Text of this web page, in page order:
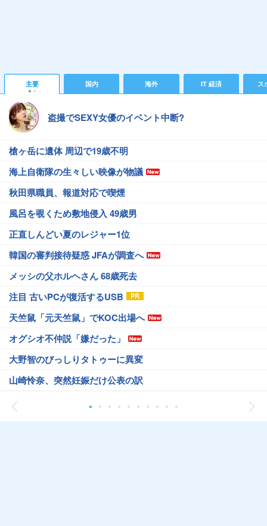
主要 国内 海外 IT 経済 ス
盗撮でSEXY女優のイベント中断?
槍ヶ岳に遺体 周辺で19歳不明
海上自衛隊の生々しい映像が物議
秋田県職員、報道対応で喫煙
風呂を覗くため敷地侵入 49歳男
正直しんどい夏のレジャー1位
韓国の審判接待疑惑 JFAが調査へ
メッシの父ホルヘさん 68歳死去
注目 古いPCが復活するUSB
天竺鼠「元天竺鼠」でKOC出場へ
オグシオ不仲説「嫌だった」
大野智のびっしりタトゥーに異変
山崎怜奈、突然妊娠だけ公表の訳